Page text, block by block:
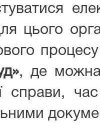
цього
, де
час